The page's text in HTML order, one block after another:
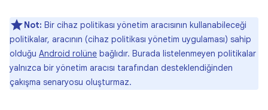
Not: Bir cihaz politikası yönetim aracısının kullanabileceği
politikalar, aracının (cihaz politikası yönetim uygulaması) sahip
olduğu Android rolüne bağlıdır. Burada listelenmeyen politikalar
yalnızca bir yönetim aracısı tarafından desteklendiğinden
çakışma senaryosu oluşturmaz.